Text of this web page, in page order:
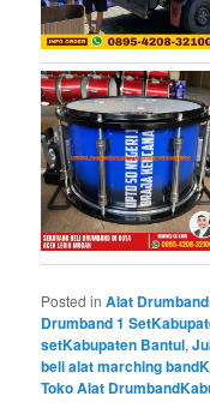
Posted in Alat
Drumband 1
setKabupaten Bantul,
beli alat marching
Toko Alat